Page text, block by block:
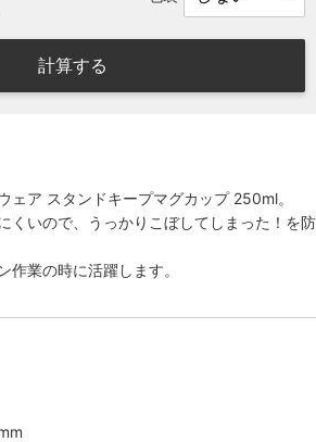
計算する
ェア スタンドキープマグカップ 250ml。
くいので、うっかりこぼしてしまった！を防
作業の時に活躍します。